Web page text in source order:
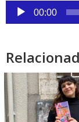
Reproductor
de
00:00